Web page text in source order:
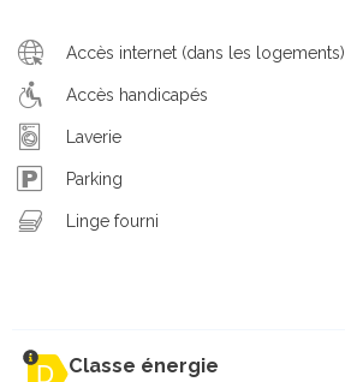
Accès internet (dans les logements)
Accès handicapés
Laverie
Parking
Linge fourni
Classe énergie